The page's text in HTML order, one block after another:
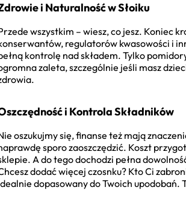
i Naturalność w Słoiku
wszystkim – wiesz, co jesz. Koniec
regulatorów kwasowości i
kontrolę nad składem. Tylko
zaleta, szczególnie jeśli masz
i Kontrola Składników
oszukujmy się, finanse też mają
sporo zaoszczędzić. Koszt
A do tego dochodzi pełna
dodać więcej czosnku? Kto Ci
dopasowany do Twoich upodobań.